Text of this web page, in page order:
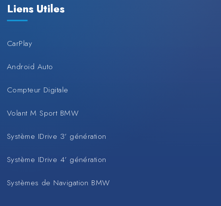
Liens Utiles
CarPlay
Android Auto
Compteur Digitale
Volant M Sport BMW
Système IDrive 3’ génération
Système IDrive 4’ génération
Systèmes de Navigation BMW